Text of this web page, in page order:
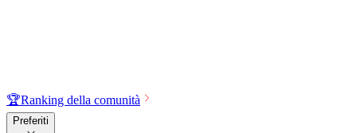
🏆Ranking della comunità
Preferiti